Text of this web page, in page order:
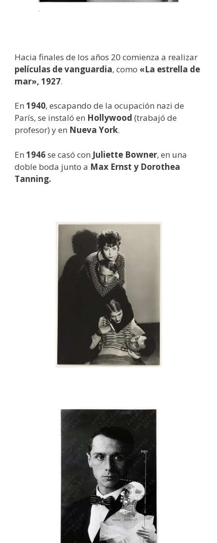
.
Hacia finales de los años 20 comienza a realizar
películas de vanguardia, como «La estrella de
mar», 1927.
En 1940, escapando de la ocupación nazi de
París, se instaló en Hollywood (trabajó de
profesor) y en Nueva York.
En 1946se casó con Juliette Bowner, en una
doble boda junto a Max Ernst y Dorothea
Tanning.